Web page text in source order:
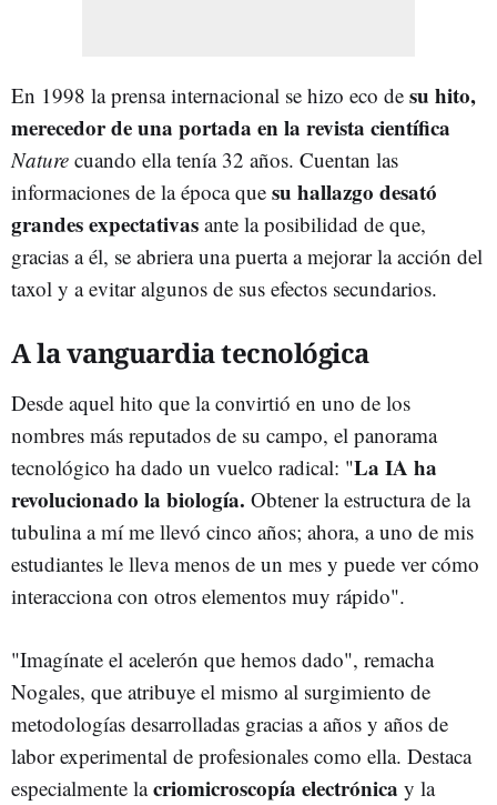
En 1998 la prensa internacional se hizo eco de su hito,
merecedor de una portada en la revista científica
Nature cuando ella tenía 32 años. Cuentan las
informaciones de la época que su hallazgo desató
grandes expectativas ante la posibilidad de que,
gracias a él, se abriera una puerta a mejorar la acción del
taxol y a evitar algunos de sus efectos secundarios.
A la vanguardia tecnológica
Desde aquel hito que la convirtió en uno de los
nombres más reputados de su campo, el panorama
tecnológico ha dado un vuelco radical: "La IA ha
revolucionado la biología. Obtener la estructura de la
tubulina a mí me llevó cinco años; ahora, a uno de mis
estudiantes le lleva menos de un mes y puede ver cómo
interacciona con otros elementos muy rápido".
"Imagínate el acelerón que hemos dado", remacha
Nogales, que atribuye el mismo al surgimiento de
metodologías desarrolladas gracias a años y años de
labor experimental de profesionales como ella. Destaca
especialmente lacriomicroscopía electrónica y la